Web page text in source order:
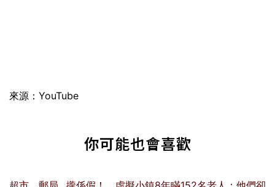
來源：YouTube
你可能也會喜歡